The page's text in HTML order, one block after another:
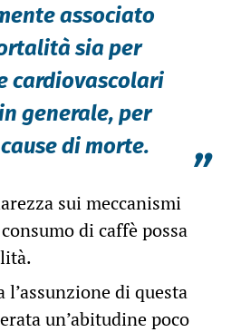
associato
sia per
cardiovascolari
generale, per
di morte.
”
sui meccanismi
di caffè possa
di questa
un’abitudine poco